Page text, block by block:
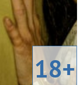
18+